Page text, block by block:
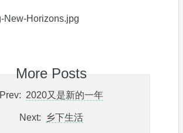
More Posts
Prev: 2020又是新的一年
Next: 乡下生活